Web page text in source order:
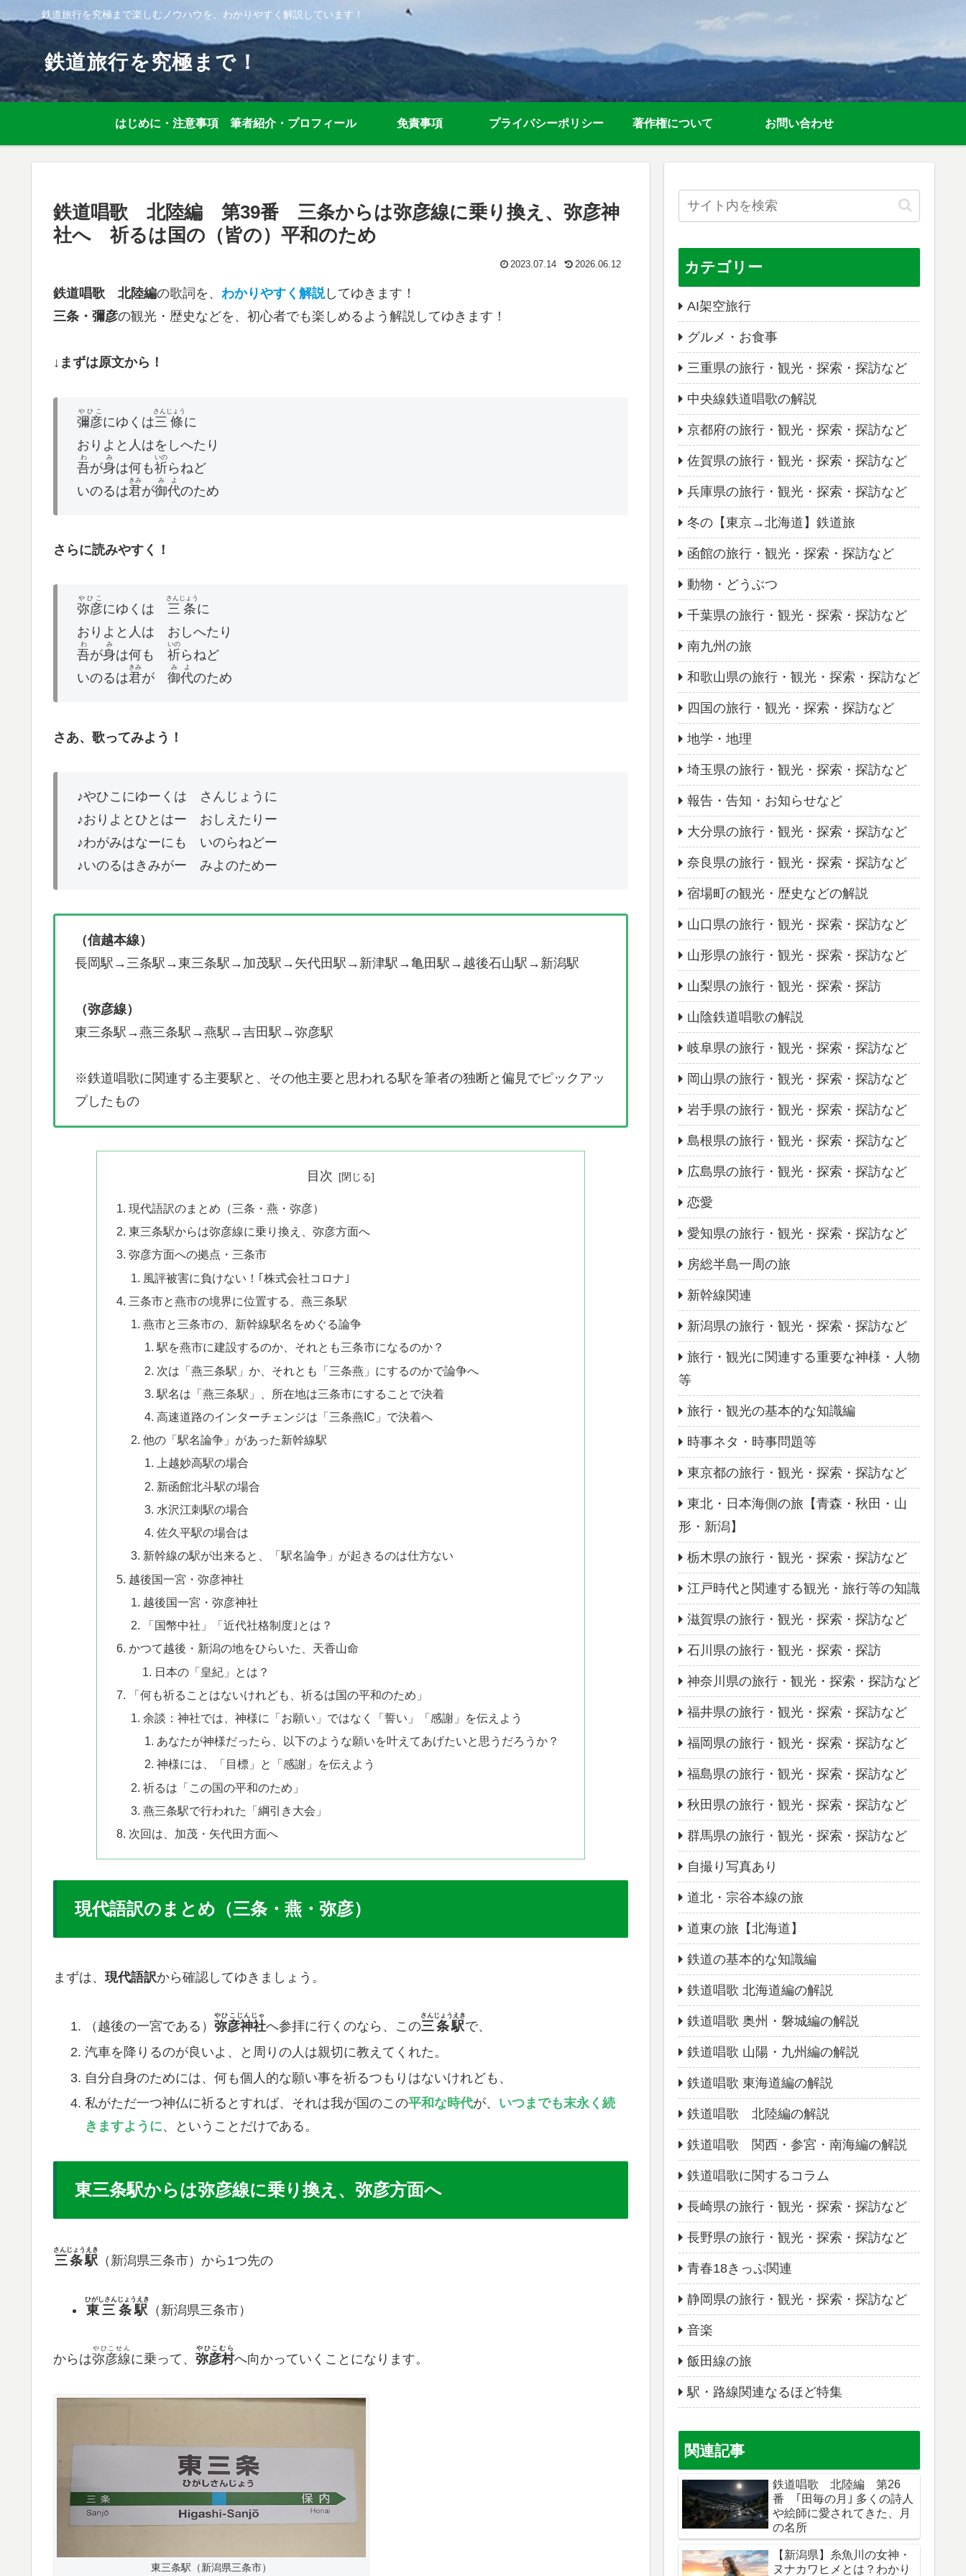
鉄道旅行を究極まで楽しむノウハウを、わかりやすく解説しています！
鉄道旅行を究極まで！
はじめに・注意事項 筆者紹介・プロフィール 免責事項 プライバシーポリシー 著作権について お問い合わせ
鉄道唱歌 北陸編 第39番 三条からは弥彦線に乗り換え、弥彦神
社へ 祈るは国の（皆の）平和のため
2023.07.14 2026.06.12
鉄道唱歌 北陸編の歌詞を、 わかりやすく解説してゆきます！
三条・彌彦の観光・歴史などを、初心者でも楽しめるよう解説してゆきます！
↓まずは原文から！
彌彦
やひこ
にゆくは三條
さんじょう
に
おりよと人はをしへたり
吾
わ
が身
み
は何も祈
いの
らねど
いのるは君
きみ
が御代
みよ
のため
さらに読みやすく！
弥彦
やひこ
にゆくは 三条
さんじょう
に
おりよと人は おしへたり
吾
わ
が身
み
は何も 祈
いの
らねど
いのるは君
きみ
が 御代
みよ
のため
さあ、歌ってみよう！
♪やひこにゆーくは さんじょうに
♪おりよとひとはー おしえたりー
♪わがみはなーにも いのらねどー
♪いのるはきみがー みよのためー
（信越本線）
長岡駅→三条駅→東三条駅→加茂駅→矢代田駅→新津駅→亀田駅→越後石山駅→新潟駅
（弥彦線）
東三条駅→燕三条駅→燕駅→吉田駅→弥彦駅
※鉄道唱歌に関連する主要駅と、その他主要と思われる駅を筆者の独断と偏見でピックアッ
プしたもの
目次
​現代語訳のまとめ（三条・燕・弥彦）
東三条駅からは弥彦線に乗り換え、弥彦方面へ
弥彦方面への拠点・三条市
風評被害に負けない！｢株式会社コロナ｣
三条市と燕市の境界に位置する、燕三条駅
燕市と三条市の、新幹線駅名をめぐる論争
駅を燕市に建設するのか、それとも三条市になるのか？
次は「燕三条駅」か、それとも「三条燕」にするのかで論争へ
駅名は「燕三条駅」、所在地は三条市にすることで決着
高速道路のインターチェンジは「三条燕IC」で決着へ
他の「駅名論争」があった新幹線駅
上越妙高駅の場合
新函館北斗駅の場合
水沢江刺駅の場合
佐久平駅の場合は
新幹線の駅が出来ると、「駅名論争」が起きるのは仕方ない
越後国一宮・弥彦神社
越後国一宮・弥彦神社
「国幣中社」「近代社格制度｣とは？
かつて越後・新潟の地をひらいた、天香山命
日本の「皇紀」とは？
「何も祈ることはないけれども、祈るは国の平和のため」
余談：神社では、神様に「お願い」ではなく「誓い」「感謝」を伝えよう
あなたが神様だったら、以下のような願いを叶えてあげたいと思うだろうか？
神様には、「目標」と「感謝」を伝えよう
祈るは「この国の平和のため」
燕三条駅で行われた「綱引き大会」
次回は、加茂・矢代田方面へ
​現代語訳のまとめ（三条・燕・弥彦）
まずは、 現代語訳から確認してゆきましょう。
（​越後の一宮である） 弥彦神社
やひこじんじゃ
へ参拝に行くのなら、この三条駅
さんじょうえき
で、
汽車を降りるのが良いよ、と周りの人は親切に教えてくれた。
​自分自身のためには、何も個人的な願い事を祈るつもりはないけれども、
​私がただ一つ神仏に祈るとすれば、それは我が国のこの平和な時代が、 いつまでも末永く続
きますように、ということだけである。
東三条駅からは弥彦線に乗り換え、弥彦方面へ
三条駅
さんじょうえき
（新潟県三条市）から1つ先の
東三条駅
ひがしさんじょうえき
（新潟県三条市）
からは弥彦線
やひこせん
に乗って、 弥彦村
やひこむら
へ向かっていくことになります。
東三条駅（新潟県三条市）
カテゴリー
AI架空旅行
グルメ・お食事
三重県の旅行・観光・探索・探訪など
中央線鉄道唱歌の解説
京都府の旅行・観光・探索・探訪など
佐賀県の旅行・観光・探索・探訪など
兵庫県の旅行・観光・探索・探訪など
冬の【東京→北海道】鉄道旅
函館の旅行・観光・探索・探訪など
動物・どうぶつ
千葉県の旅行・観光・探索・探訪など
南九州の旅
和歌山県の旅行・観光・探索・探訪など
四国の旅行・観光・探索・探訪など
地学・地理
埼玉県の旅行・観光・探索・探訪など
報告・告知・お知らせなど
大分県の旅行・観光・探索・探訪など
奈良県の旅行・観光・探索・探訪など
宿場町の観光・歴史などの解説
山口県の旅行・観光・探索・探訪など
山形県の旅行・観光・探索・探訪など
山梨県の旅行・観光・探索・探訪
山陰鉄道唱歌の解説
岐阜県の旅行・観光・探索・探訪など
岡山県の旅行・観光・探索・探訪など
岩手県の旅行・観光・探索・探訪など
島根県の旅行・観光・探索・探訪など
広島県の旅行・観光・探索・探訪など
恋愛
愛知県の旅行・観光・探索・探訪など
房総半島一周の旅
新幹線関連
新潟県の旅行・観光・探索・探訪など
旅行・観光に関連する重要な神様・人物
等
旅行・観光の基本的な知識編
時事ネタ・時事問題等
東京都の旅行・観光・探索・探訪など
東北・日本海側の旅【青森・秋田・山
形・新潟】
栃木県の旅行・観光・探索・探訪など
江戸時代と関連する観光・旅行等の知識
滋賀県の旅行・観光・探索・探訪など
石川県の旅行・観光・探索・探訪
神奈川県の旅行・観光・探索・探訪など
福井県の旅行・観光・探索・探訪など
福岡県の旅行・観光・探索・探訪など
福島県の旅行・観光・探索・探訪など
秋田県の旅行・観光・探索・探訪など
群馬県の旅行・観光・探索・探訪など
自撮り写真あり
道北・宗谷本線の旅
道東の旅【北海道】
鉄道の基本的な知識編
鉄道唱歌 北海道編の解説
鉄道唱歌 奥州・磐城編の解説
鉄道唱歌 山陽・九州編の解説
鉄道唱歌 東海道編の解説
鉄道唱歌 北陸編の解説
鉄道唱歌 関西・参宮・南海編の解説
鉄道唱歌に関するコラム
長崎県の旅行・観光・探索・探訪など
長野県の旅行・観光・探索・探訪など
青春18きっぷ関連
静岡県の旅行・観光・探索・探訪など
音楽
飯田線の旅
駅・路線関連なるほど特集
関連記事
鉄道唱歌 北陸編 第26
番 ｢田毎の月｣ 多くの詩人
や絵師に愛されてきた、月
の名所
【新潟県】糸魚川の女神・
ヌナカワヒメとは？わかり